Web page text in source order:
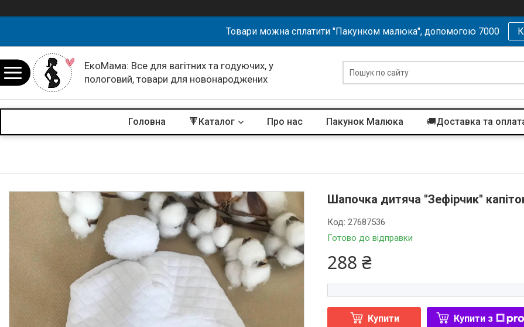
Товари можна сплатити "Пакунком малюка", допомогою 7000
ЕкоМама: Все для вагітних та годуючих, у
пологовий, товари для новонароджених
Головна 🔻Каталог Про нас Пакунок Малюка 🚚Доставка та
Шапочка дитяча "Зефірчик"
Готово до відправки
Код:27687536
288 ₴
Купити Купити з